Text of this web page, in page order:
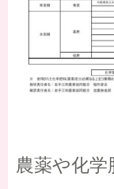
農薬や化